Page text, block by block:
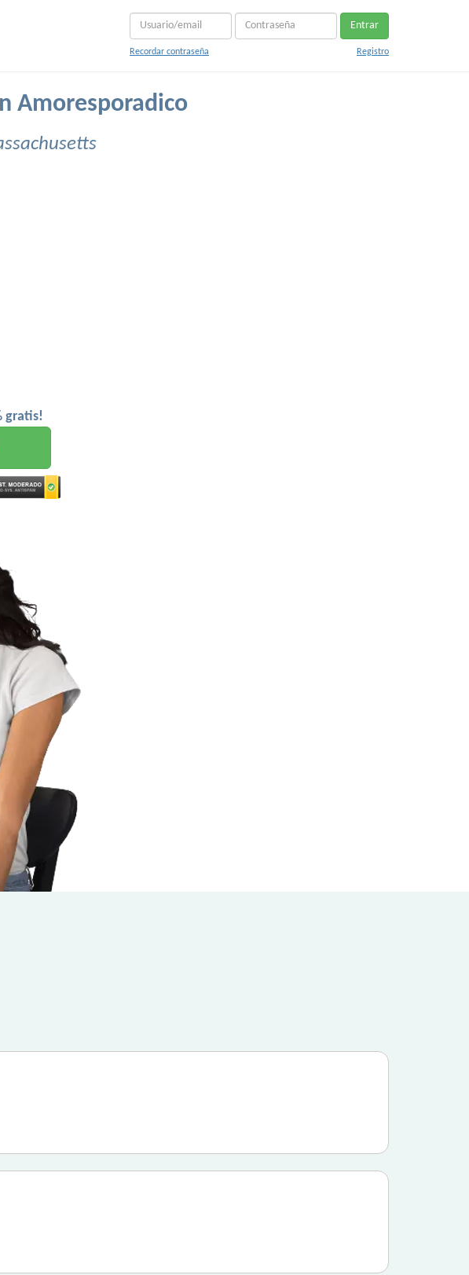
Entrar
Recordar contraseña Registro
Amoresporadico
gratis!